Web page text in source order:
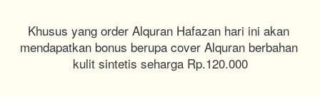
Khusus yang order Alquran Hafazan hari ini akan
mendapatkan bonus berupa cover Alquran berbahan
kulit sintetis seharga Rp.120.000